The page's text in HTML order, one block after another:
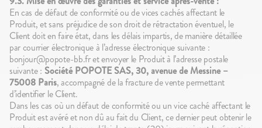
En cas de défaut de conformité ou de vices cachés affectant le
Produit, et sans préjudice de son droit de rétractation éventuel, le
Client doit en faire état, dans les délais impartis, de manière détaillée
par courrier électronique à l’adresse électronique suivante :
bonjour@popote-bb.fr et envoyer le Produit à l’adresse postale
suivante : Société POPOTE SAS, 30, avenue de Messine –
75008 Paris, accompagné de la fracture de vente permettant
d’identifier le Client.
Dans les cas où un défaut de conformité ou un vice caché affectant le
Produit est avéré et non dû au fait du Client, ce dernier peut obtenir le